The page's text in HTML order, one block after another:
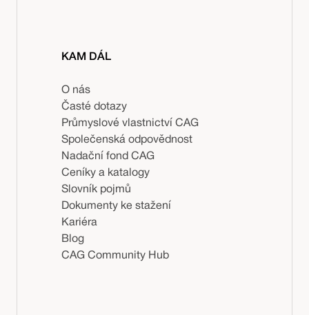
KAM DÁL
O nás
Časté dotazy
Průmyslové vlastnictví CAG
Společenská odpovědnost
Nadační fond CAG
Ceníky a katalogy
Slovník pojmů
Dokumenty ke stažení
Kariéra
Blog
CAG Community Hub